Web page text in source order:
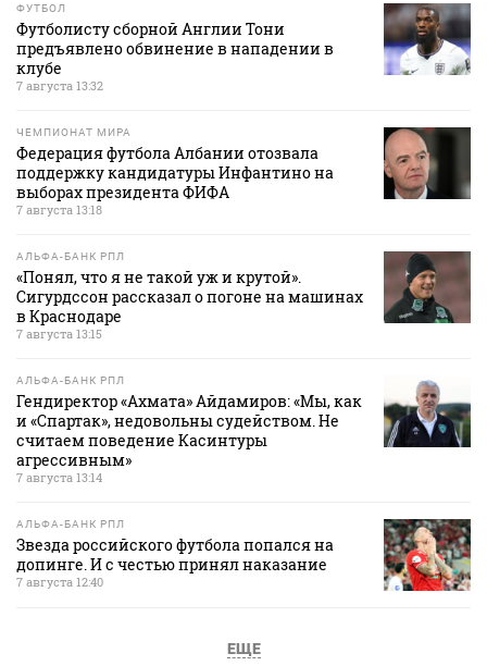
ФУТБОЛ
Футболисту сборной Англии Тони
предъявлено обвинение в нападении в
клубе
7 августа 13:32
ЧЕМПИОНАТ МИРА
Федерация футбола Албании отозвала
поддержку кандидатуры Инфантино на
выборах президента ФИФА
7 августа 13:18
АЛЬФА-БАНК РПЛ
«Понял, что я не такой уж и крутой».
Сигурдссон рассказал о погоне на машинах
в Краснодаре
7 августа 13:15
АЛЬФА-БАНК РПЛ
Гендиректор «Ахмата» Айдамиров: «Мы, как
и «Спартак», недовольны судейством. Не
считаем поведение Касинтуры
агрессивным»
7 августа 13:14
АЛЬФА-БАНК РПЛ
Звезда российского футбола попался на
допинге. И с честью принял наказание
7 августа 12:40
ЕЩЕ